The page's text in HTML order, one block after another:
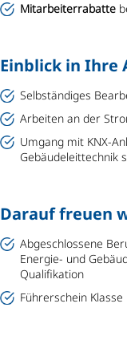
Mitarbeiterrabatte
Einblick in Ihre
Selbständiges
Arbeiten an der
Umgang mit KNX-
Gebäudeleittechnik
Darauf freuen
Abgeschlossene
Energie- und
Qualifikation
Führerschein Klasse